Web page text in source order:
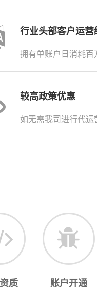
行业头部客户运营
拥有单账户日消耗百
较高政策优惠
如无需我司进行代运
质 账户开通